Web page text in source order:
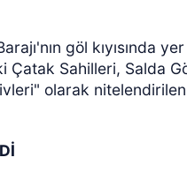
göl kıyısında
Çatak Sahilleri, Salda
olarak